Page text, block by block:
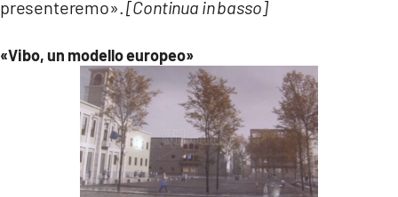
presenteremo».[Continua in basso]
«Vibo, un modello europeo»